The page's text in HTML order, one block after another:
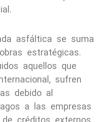
asfáltica se suma
estratégicas.
aquellos que
sufren
debido al
a las empresas
créditos externos